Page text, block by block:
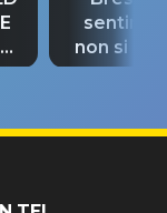
non si
fino alla